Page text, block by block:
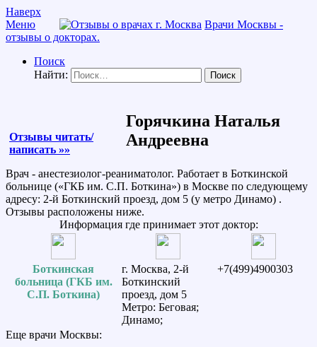
Наверх
Меню
Врачи Москвы -
отзывы о докторах.
Поиск
Найти:
Отзывы читать/
написать »»
Горячкина Наталья
Андреевна
Врач - анестезиолог-реаниматолог. Работает в Боткинской
больнице («ГКБ им. С.П. Боткина») в Москве по следующему
адресу: 2-й Боткинский проезд, дом 5 (у метро Динамо) .
Отзывы расположены ниже.
Информация где принимает этот доктор:
Боткинская
больница (ГКБ им.
С.П. Боткина)
г. Москва, 2-й
Боткинский
проезд, дом 5
Метро: Беговая;
Динамо;
+7(499)4900303
Еще врачи Москвы: